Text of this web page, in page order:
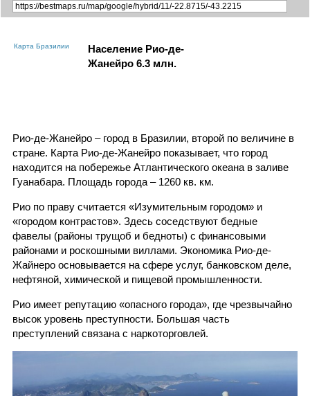
Карта Бразилии
Население Рио-де-
Жанейро 6.3 млн.
Рио-де-Жанейро – город в Бразилии, второй по величине в
стране. Карта Рио-де-Жанейро показывает, что город
находится на побережье Атлантического океана в заливе
Гуанабара. Площадь города – 1260 кв. км.
Рио по праву считается «Изумительным городом» и
«городом контрастов». Здесь соседствуют бедные
фавелы (районы трущоб и бедноты) с финансовыми
районами и роскошными виллами. Экономика Рио-де-
Жайнеро основывается на сфере услуг, банковском деле,
нефтяной, химической и пищевой промышленности.
Рио имеет репутацию «опасного города», где чрезвычайно
высок уровень преступности. Большая часть
преступлений связана с наркоторговлей.